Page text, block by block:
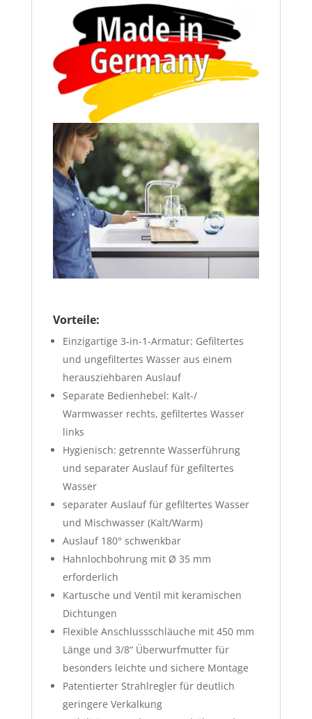
Vorteile:
Einzigartige 3-in-1-Armatur: Gefiltertes
und ungefiltertes Wasser aus einem
herausziehbaren Auslauf
Separate Bedienhebel: Kalt-/
Warmwasser rechts, gefiltertes Wasser
links
Hygienisch: getrennte Wasserführung
und separater Auslauf für gefiltertes
Wasser
separater Auslauf für gefiltertes Wasser
und Mischwasser (Kalt/Warm)
Auslauf 180° schwenkbar
Hahnlochbohrung mit Ø 35 mm
erforderlich
Kartusche und Ventil mit keramischen
Dichtungen
Flexible Anschlussschläuche mit 450 mm
Länge und 3/8“ Überwurfmutter für
besonders leichte und sichere Montage
Patentierter Strahlregler für deutlich
geringere Verkalkung